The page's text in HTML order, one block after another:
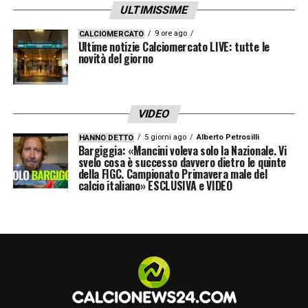
felici e abbiamo deciso di portarli tutti
insieme.”
Tutta la squadra unita nel ricordo
Ma cosa rende questi braccialetti così unici?
Il design nasconde un significato di
straordinaria coesione. Su ogni accessorio,
infatti, non compare solamente il ricordo
dello scomparso, ma sono incisi i nomi di
non c’è più, uniti in un’unica squadra per
l’eternità. Una vicinanza spirituale riassunta
ULTIMISSIME
CALCIOMERCATO 9 ore ago
Ultime notizie Calciomercato LIVE: tutte le
novità del giorno
VIDEO
HANNO DETTO 5 giorni ago Alberto Petrosilli
Bargiggia: «Mancini voleva solo la Nazionale. Vi
svelo cosa è successo davvero dietro le quinte
della FIGC. Campionato Primavera male del
calcio italiano» ESCLUSIVA e VIDEO